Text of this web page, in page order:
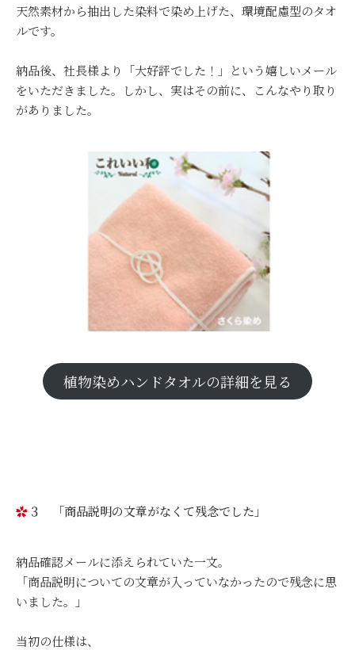
天然素材から抽出した染料で染め上げた、環境配慮型のタオ
ルです。
納品後、社長様より「大好評でした！」という嬉しいメール
をいただきました。しかし、実はその前に、こんなやり取り
がありました。
植物染めハンドタオルの詳細を見る
３ 「商品説明の文章がなくて残念でした」
納品確認メールに添えられていた一文。
「商品説明についての文章が入っていなかったので残念に思
いました。」
当初の仕様は、